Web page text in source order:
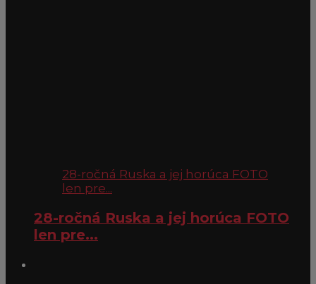
28-ročná Ruska a jej horúca FOTO
len pre...
28-ročná Ruska a jej horúca FOTO
len pre...